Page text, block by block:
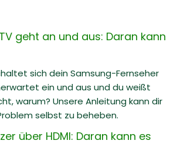
geht an und aus: Daran kann
sich dein Samsung-Fernseher
ein und aus und du weißt
warum? Unsere Anleitung kann dir
selbst zu beheben.
über HDMI: Daran kann es